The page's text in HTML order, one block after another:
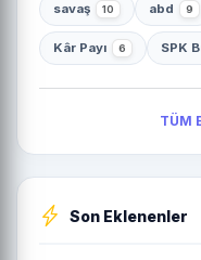
savaş 10 abd 9
Kâr Payı 6 SPK
TÜM
Son Eklenenler